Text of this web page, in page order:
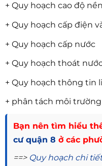
+ Quy hoạch cao độ
+ Quy hoạch cấp điện
+ Quy hoạch cấp nước
+ Quy hoạch thoát
+ Quy hoạch thông tin
+ phân tách môi
Bạn nên tìm hiểu
cư quận 8 ở các
==> Quy hoạch chi